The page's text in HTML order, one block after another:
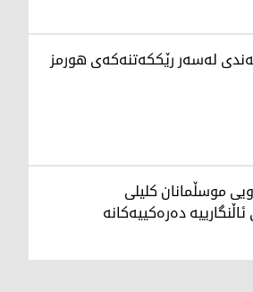
لەسەر رێککەتنەکەی هورمز
موسڵمانان کلیلی
دەرەکییەکانە